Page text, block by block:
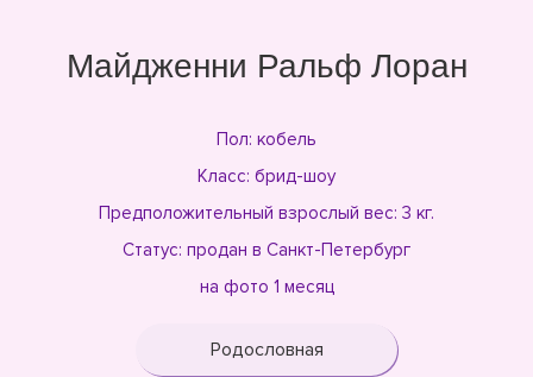
Майдженни Ральф Лоран
Пол: кобель
Класс: брид-шоу
Предположительный взрослый вес: 3 кг.
Статус: продан в Санкт-Петербург
на фото 1 месяц
Родословная